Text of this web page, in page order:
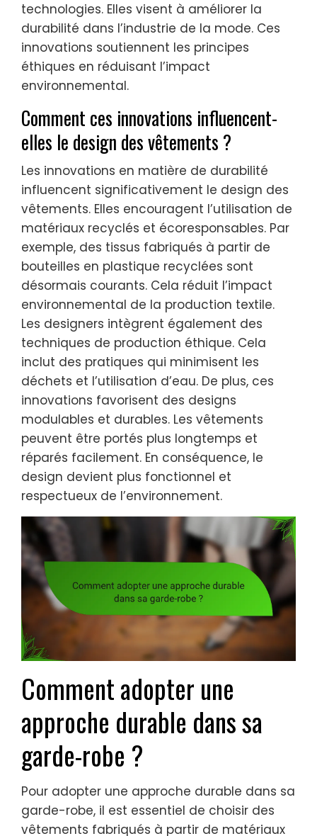
technologies. Elles visent à améliorer la
durabilité dans l’industrie de la mode. Ces
innovations soutiennent les principes
éthiques en réduisant l’impact
environnemental.
Comment ces innovations influencent-
elles le design des vêtements ?
Les innovations en matière de durabilité
influencent significativement le design des
vêtements. Elles encouragent l’utilisation de
matériaux recyclés et écoresponsables. Par
exemple, des tissus fabriqués à partir de
bouteilles en plastique recyclées sont
désormais courants. Cela réduit l’impact
environnemental de la production textile.
Les designers intègrent également des
techniques de production éthique. Cela
inclut des pratiques qui minimisent les
déchets et l’utilisation d’eau. De plus, ces
innovations favorisent des designs
modulables et durables. Les vêtements
peuvent être portés plus longtemps et
réparés facilement. En conséquence, le
design devient plus fonctionnel et
respectueux de l’environnement.
Comment adopter une
approche durable dans sa
garde-robe ?
Pour adopter une approche durable dans sa
garde-robe, il est essentiel de choisir des
vêtements fabriqués à partir de matériaux